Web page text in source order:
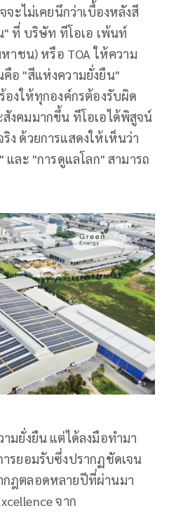
จะไม่เคยนึกว่าเบื้องหลังสี
ที่ บริษัท ทีโอเอ เพ้นท์
าชน) หรือ TOA ให้ความ
อ "สีแห่งความยั่งยืน"
องให้ทุกองค์กรต้องรับผิด
งคมมากขึ้น ทีโอเอได้พิสูจน์
ง ด้วยการแสดงให้เห็นว่า
และ "การดูแลโลก" สามารถ
มยั่งยืน แต่ได้ลงมือทำมา
รยอมรับซึ่งปรากฏชัดเจน
กฎตลอดหลายปีที่ผ่านมา
จาก